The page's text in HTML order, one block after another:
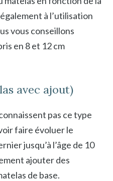
à l’utilisation
vous conseillons
en 8 et 12 cm
avec ajout)
pas ce type
faire évoluer le
jusqu’à l’âge de 10
ajouter des
de base.